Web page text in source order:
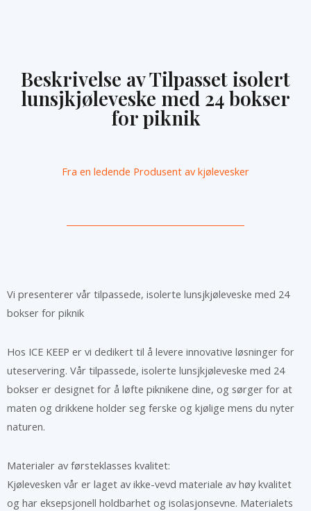
Beskrivelse av Tilpasset isolert
lunsjkjøleveske med 24 bokser
for piknik
Fra en ledende Produsent av kjølevesker
Vi presenterer vår tilpassede, isolerte lunsjkjøleveske med 24
bokser for piknik
Hos ICE KEEP er vi dedikert til å levere innovative løsninger for
uteservering. Vår tilpassede, isolerte lunsjkjøleveske med 24
bokser er designet for å løfte piknikene dine, og sørger for at
maten og drikkene holder seg ferske og kjølige mens du nyter
naturen.
Materialer av førsteklasses kvalitet:
Kjølevesken vår er laget av ikke-vevd materiale av høy kvalitet
og har eksepsjonell holdbarhet og isolasjonsevne. Materialets